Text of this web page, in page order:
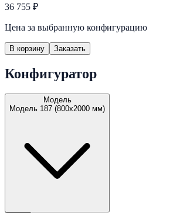
36 755 ₽
Цена за выбранную конфигурацию
В корзину Заказать
Конфигуратор
Модель
Модель 187 (800х2000 мм)